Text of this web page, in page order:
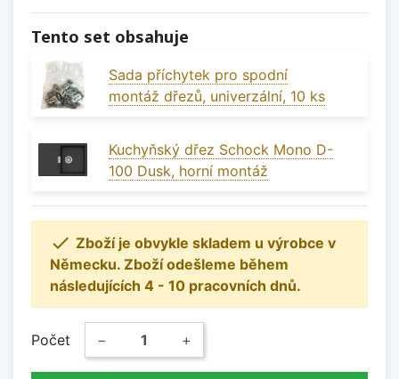
Tento set obsahuje
Sada příchytek pro spodní
montáž dřezů, univerzální, 10 ks
Kuchyňský dřez Schock Mono D-
100 Dusk, horní montáž
 Zboží je obvykle skladem u výrobce v
Německu. Zboží odešleme během
následujících 4 - 10 pracovních dnů.
Počet − +